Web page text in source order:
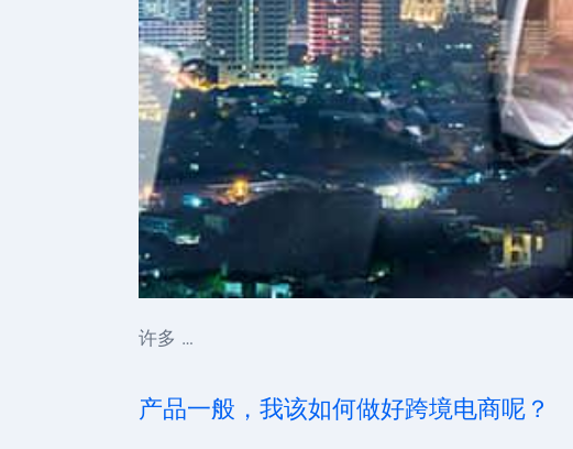
许多 …
产品一般，我该如何做好跨境电商呢？